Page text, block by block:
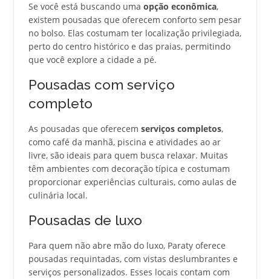
Se você está buscando uma opção econômica,
existem pousadas que oferecem conforto sem pesar
no bolso. Elas costumam ter localização privilegiada,
perto do centro histórico e das praias, permitindo
que você explore a cidade a pé.
Pousadas com serviço
completo
As pousadas que oferecem serviços completos,
como café da manhã, piscina e atividades ao ar
livre, são ideais para quem busca relaxar. Muitas
têm ambientes com decoração típica e costumam
proporcionar experiências culturais, como aulas de
culinária local.
Pousadas de luxo
Para quem não abre mão do luxo, Paraty oferece
pousadas requintadas, com vistas deslumbrantes e
serviços personalizados. Esses locais contam com